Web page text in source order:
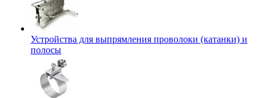
Устройства для выпрямления проволоки (катанки) и
полосы